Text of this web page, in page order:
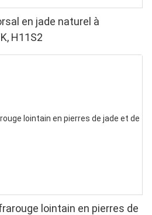
en jade naturel à
H11S2
lointain en pierres de